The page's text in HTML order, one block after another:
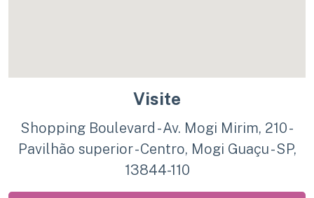
Visite
Shopping Boulevard - Av. Mogi Mirim, 210 -
Pavilhão superior - Centro, Mogi Guaçu - SP,
13844-110